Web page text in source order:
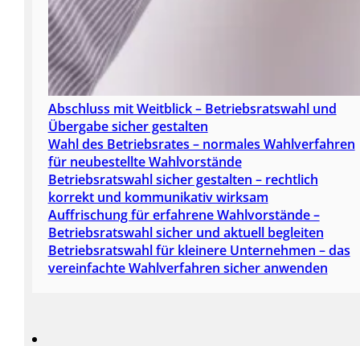
Abschluss mit Weitblick – Betriebsratswahl und
Übergabe sicher gestalten
Wahl des Betriebsrates – normales Wahlverfahren
für neubestellte Wahlvorstände
Betriebsratswahl sicher gestalten – rechtlich
korrekt und kommunikativ wirksam
Auffrischung für erfahrene Wahlvorstände –
Betriebsratswahl sicher und aktuell begleiten
Betriebsratswahl für kleinere Unternehmen – das
vereinfachte Wahlverfahren sicher anwenden